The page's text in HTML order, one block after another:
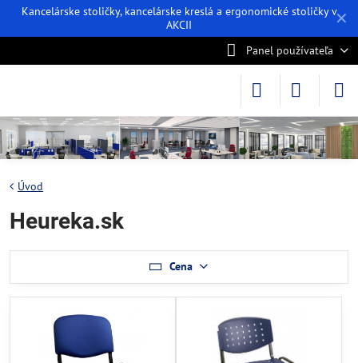
✕
Kancelárske stoličky, kancelárske kreslá a ergonomické stoličky v
AKCII
Panel používateľa
Úvod
Heureka.sk
Cena